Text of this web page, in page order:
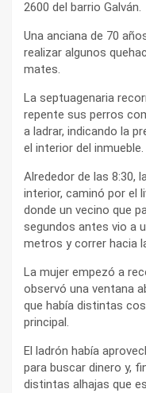
2600 del barrio Galván.
Una anciana de 70
realizar algunos
mates.
La septuagenaria
repente sus perros
a ladrar, indicando la
el interior del inmueble.
Alrededor de las 8:30,
interior, caminó por el
donde un vecino que
segundos antes vio a
metros y correr hacia
La mujer empezó a
observó una ventana
que había distintas
principal.
El ladrón había
para buscar dinero y,
distintas alhajas que